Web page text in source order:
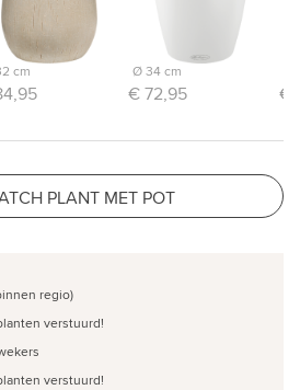
cm
€ 72,95
Ø 34 cm
€
PLANT MET POT
regio)
verstuurd!
verstuurd!